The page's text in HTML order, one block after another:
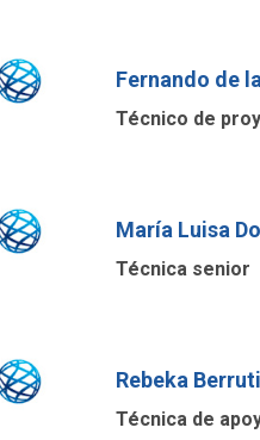
Fernando de
Técnico de
María Luisa
Técnica senior
Rebeka Berruti
Técnica de